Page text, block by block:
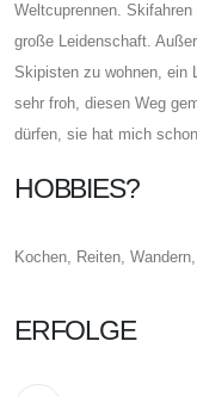
Weltcuprennen.
große Leidenschaft.
Skipisten zu wohnen, ein
sehr froh, diesen Weg
dürfen, sie hat mich
HOBBIES?
Kochen, Reiten,
ERFOLGE